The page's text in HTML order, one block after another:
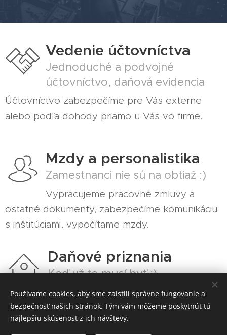
Vedenie účtovníctva
Jednoduché a podvojné
účtovníctvo, daňová evidencia
Účtovníctvo zabezpečíme pre Vás externe
alebo podľa dohody priamo u Vás vo firme.
Mzdy a personalistika
Zamestnanci nie sú na obtiaž :)
Vypracujeme pracovné zmluvy a
ostatné dokumenty, zabezpečíme komunikáciu
s inštitúciami, vypočítame mzdy.
Daňové priznania
Keď už to musí byť :)
Vypracujeme za Vás daňové priznania
ku všetkým Vašim príjmom a iným daniam.
Používame cookies, aby sme zaistili správne fungovanie a
bezpečnosť našich stránok. Tým vám môžeme poskytnúť tú
najlepšiu skúsenosť z ich návštevy.